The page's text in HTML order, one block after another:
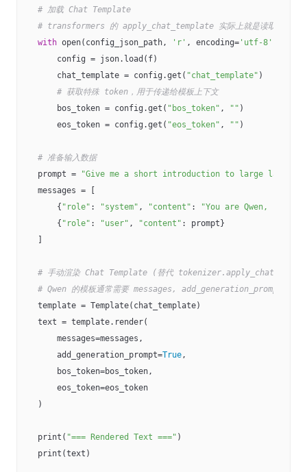
# 加载 Chat Template
# transformers 的 apply_chat_template 实际上就是读取
with open(config_json_path, 'r' , encoding= 'utf-8'
    config = json.load(f)
    chat_template = config.get(
"chat_template" )
# 获取特殊 token，用于传递给模板上下文
    bos_token = config.get(
"bos_token" , "" )
    eos_token = config.get(
"eos_token" , "" )
# 准备输入数据
prompt =
"Give me a short introduction to large
messages = [
    {
"role" : "system" , "content" :
"You are Qwen,
    {
"role" : "user" , "content" : prompt}
# 手动渲染 Chat Template (替代
# Qwen 的模板通常需要 messages, add_generation_prompt,
template = Template(chat_template)
text = template.render(
    messages=messages,
    add_generation_prompt=
True,
    bos_token=bos_token,
    eos_token=eos_token
)
print( "=== Rendered Text ===" )
print(text)